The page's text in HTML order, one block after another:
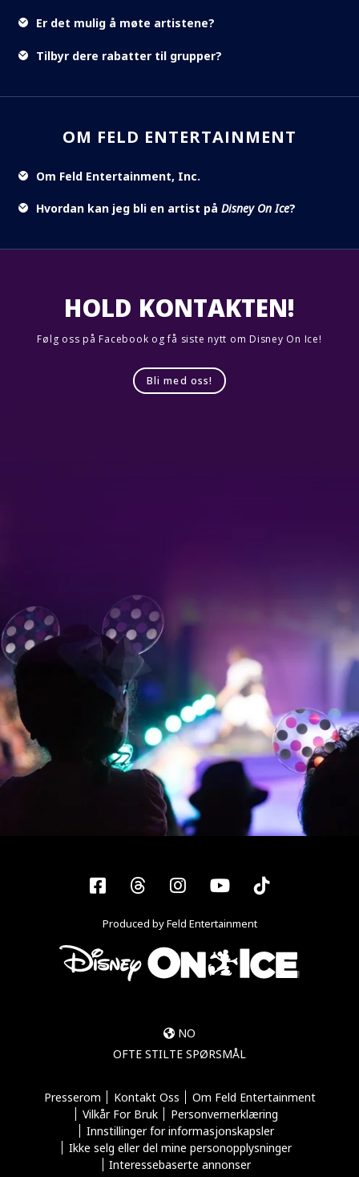
Er det mulig å møte artistene?
Tilbyr dere rabatter til grupper?
OM FELD ENTERTAINMENT
Om Feld Entertainment, Inc.
Hvordan kan jeg bli en artist på Disney On Ice?
HOLD KONTAKTEN!
Følg oss på Facebook og få siste nytt om Disney On Ice!
Bli med oss!
Facebook
ThreadsInstagram
YouTubeTiktok
Produced by Feld Entertainment
NO
OFTE STILTE SPØRSMÅL
Presserom Kontakt Oss
Om Feld Entertainment
Vilkår For Bruk
Personvernerklæring
Innstillinger for informasjonskapsler
Ikke selg eller del mine personopplysninger
Interessebaserte annonser